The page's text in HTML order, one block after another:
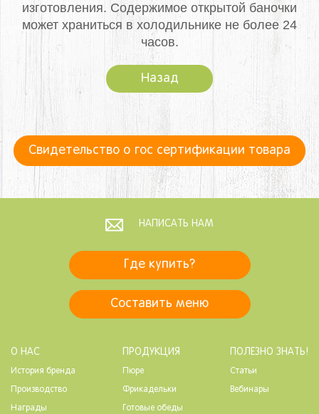
изготовления. Содержимое открытой баночки
может храниться в холодильнике не более 24
часов.
Назад
Свидетельство о гос сертификации товара
Где купить?
Составить меню
НАПИСАТЬ НАМ
О НАС
История бренда
Производство
Награды
ПРОДУКЦИЯ
Пюре
Фрикадельки
Готовые обеды
ПОЛЕЗНО ЗНАТЬ!
Статьи
Вебинары